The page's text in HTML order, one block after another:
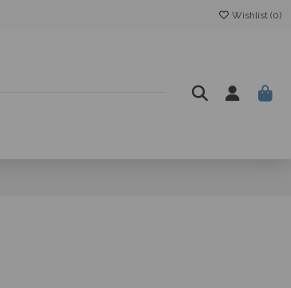
Wishlist (0)